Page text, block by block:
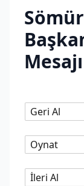
Mesajı
Geri Al
Oynat
İleri Al